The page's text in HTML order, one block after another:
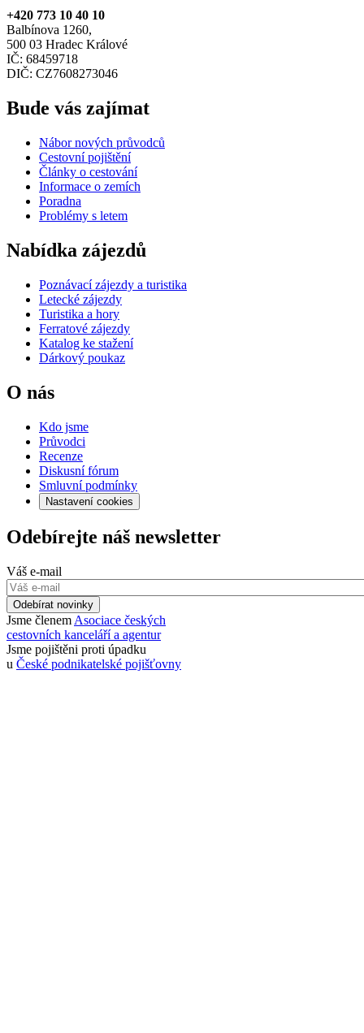
+420 773 10 40 10
Balbínova 1260,
500 03 Hradec Králové
IČ: 68459718
DIČ: CZ7608273046
Bude vás zajímat
Nábor nových průvodců
Cestovní pojištění
Články o cestování
Informace o zemích
Poradna
Problémy s letem
Nabídka zájezdů
Poznávací zájezdy a turistika
Letecké zájezdy
Turistika a hory
Ferratové zájezdy
Katalog ke stažení
Dárkový poukaz
O nás
Kdo jsme
Průvodci
Recenze
Diskusní fórum
Smluvní podmínky
Nastavení cookies
Odebírejte náš newsletter
Váš e-mail
Odebírat novinky
Jsme členem Asociace českých
cestovních kanceláří a agentur
Jsme pojištěni proti úpadku
u České podnikatelské pojišťovny